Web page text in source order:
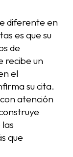
diferente en
es que su
de
recibe un
el
su cita.
atención
que